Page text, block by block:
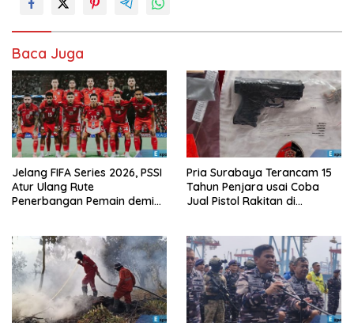
Baca Juga
Jelang FIFA Series 2026, PSSI
Atur Ulang Rute
Penerbangan Pemain demi
Pria Surabaya Terancam 15
Tahun Penjara usai Coba
Jual Pistol Rakitan di